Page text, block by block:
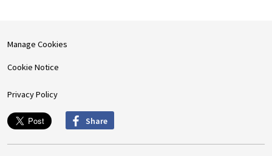
Manage Cookies
Cookie Notice
Privacy Policy
Share